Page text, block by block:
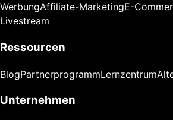
WerbungAffiliate-MarketingE-
Livestream
Ressourcen
BlogPartnerprogrammLernzentrum
Unternehmen